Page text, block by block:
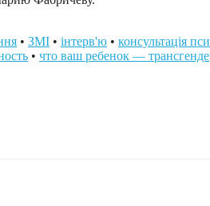
• ЗМІ • інтерв'ю • консультація
• что ваш ребенок —